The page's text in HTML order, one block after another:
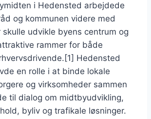
i Hedensted arbejdede
og kommunen videre med
skulle udvikle byens centrum og
rammer for både
Hedensted
en rolle i at binde lokale
og virksomheder sammen
til dialog om midtbyudvikling,
byliv og trafikale løsninger.